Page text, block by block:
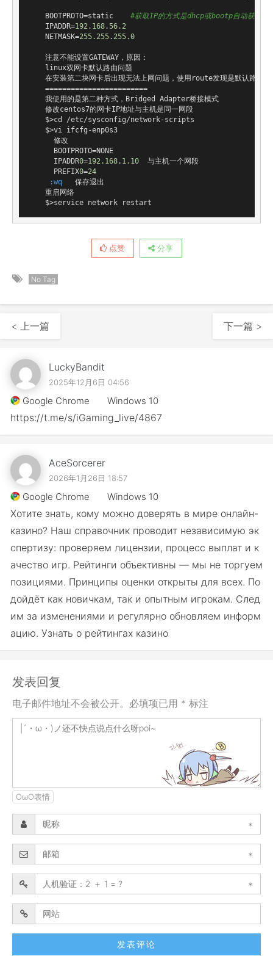
BOOTPROTO=static #获取IP的方式是dhcp或bootp自动获取
IPADDR=192.168.56.2
NETMASK=255.255. 255.0
    注意不能设置
GATEWAY，原因：
    linux双网卡默认路由问题
在安装第二块网卡后出现无法上网问题，使用route发现是默认路由
========================
    我使用的是第二种方式，
Bridged Adapter桥接模式
    修改centos7的网卡
IP地址与主机是同一网段
    $
>cd /etc/sysconfig/network-scripts
    $
>vi ifcfg -enp0s3
      修改
BOOTPROTO=NONE
IPADDR0=192.168. 1 .10
  与主机一个网段
PREFIX0=24
:wq
   保存退出
    重启网络
    $
>service network restart
点赞 分享
No Tag
< 上一篇 下一篇 >
LuckyBandit
2025年12月6日 04:56
Google Chrome Windows 10
https://t.me/s/iGaming_live/4867
AceSorcerer
2026年1月26日 18:57
Google Chrome Windows 10
Хотите знать, кому можно доверять в мире онлайн-
казино? Наш справочник проводит независимую эк
спертизу: проверяем лицензии, процесс выплат и к
ачество игр. Рейтинги объективны — мы не торгуем
позициями. Принципы оценки открыты для всех. По
дойдёт как новичкам, так и опытным игрокам. След
им за изменениями и регулярно обновляем информ
ацию. Узнать о рейтингах казино
发表回复
电子邮件地址不会被公开。必填项已用 * 标注
OωO表情
*
*
*